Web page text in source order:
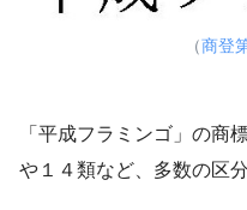
（商登
「平成フラミンゴ」の商
や１４類など、多数の区